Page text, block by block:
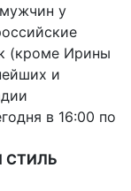
у
(кроме Ирины
и
в 16:00 по
СТИЛЬ